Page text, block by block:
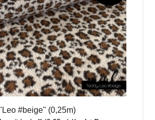
#beige" (0,25m)